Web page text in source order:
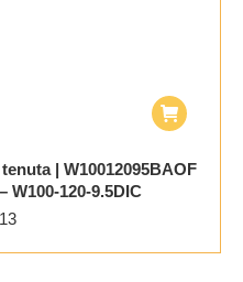
| W10012095BAOF
W100-120-9.5DIC